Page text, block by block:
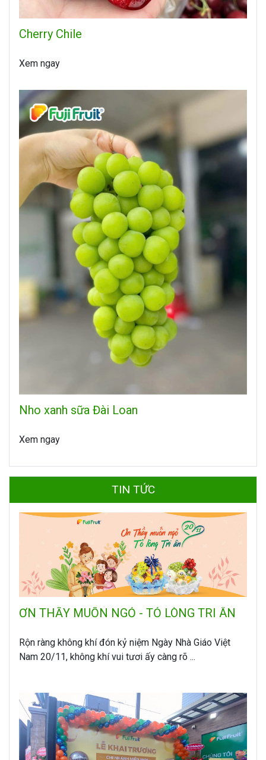
Cherry Chile
Xem ngay
Nho xanh sữa Đài Loan
Xem ngay
TIN TỨC
ƠN THẦY MUỐN NGỎ - TỎ LÒNG TRI ÂN
Rộn ràng không khí đón kỷ niệm Ngày Nhà Giáo Việt
Nam 20/11, không khí vui tươi ấy càng rõ ...